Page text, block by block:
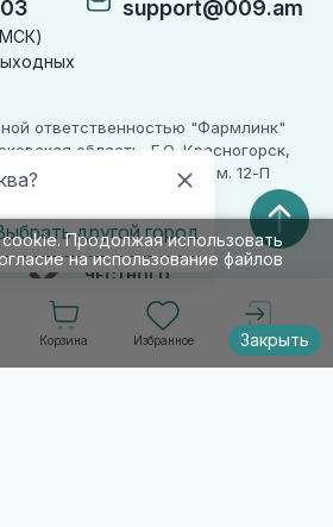
другой город
Корзина Избранное Войти
Продолжая использовать
на использование файлов
Закрыть
support@009.am
ответственностью "Фармлинк"
область, Г.О. Красногорск,
д. 17, помещ. III, ком. 12-П
ПАРТНЕР
ЧЕСТНОГО